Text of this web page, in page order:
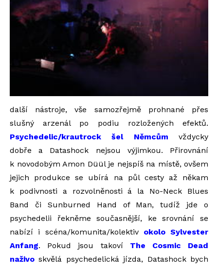
další nástroje, vše samozřejmě prohnané přes
slušný arzenál po podiu rozložených efektů.
Psychedelic/krautrock šel Němcům vždycky
dobře a Datashock nejsou výjimkou. Přirovnání
k novodobým Amon Düül je nejspíš na místě, ovšem
jejich produkce se ubírá na půl cesty až někam
k podivnosti a rozvolněnosti á la No-Neck Blues
Band či Sunburned Hand of Man, tudíž jde o
psychedelii řekněme současnější, ke srovnání se
nabízí i scéna/komunita/kolektiv okolo Sylvester
Anfang. Pokud jsou takoví The Cosmic Dead
naživo skvělá psychedelická jízda, Datashock bych